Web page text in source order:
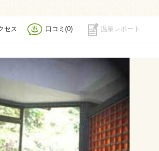
セス 口コミ(0) 温泉レポート